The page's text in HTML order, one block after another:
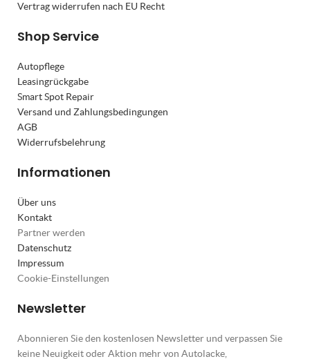
Vertrag widerrufen nach EU Recht
Shop Service
Autopflege
Leasingrückgabe
Smart Spot Repair
Versand und Zahlungsbedingungen
AGB
Widerrufsbelehrung
Informationen
Über uns
Kontakt
Partner werden
Datenschutz
Impressum
Cookie-Einstellungen
Newsletter
Abonnieren Sie den kostenlosen Newsletter und verpassen Sie
keine Neuigkeit oder Aktion mehr von Autolacke,